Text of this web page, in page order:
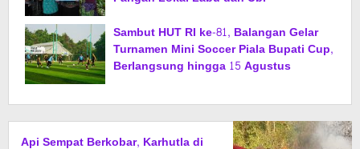
Sambut HUT RI ke-81, Balangan Gelar
Turnamen Mini Soccer Piala Bupati Cup,
Berlangsung hingga 15 Agustus
Api Sempat Berkobar, Karhutla di